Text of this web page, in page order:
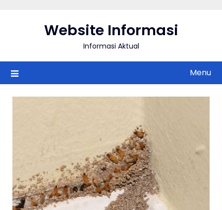
Website Informasi
Informasi Aktual
Menu